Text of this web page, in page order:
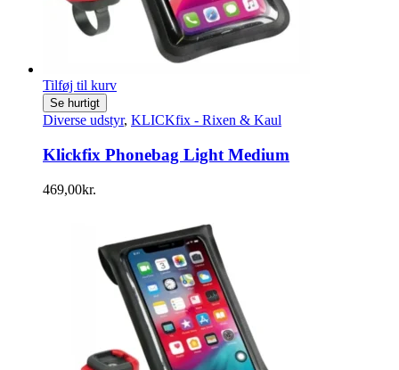
Tilføj til kurv
Se hurtigt
Diverse udstyr, KLICKfix - Rixen & Kaul
Klickfix Phonebag Light Medium
469,00kr.